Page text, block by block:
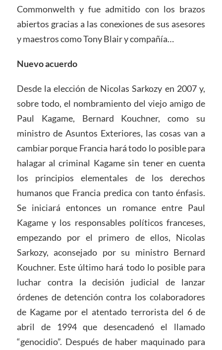
Commonwelth y fue admitido con los brazos
abiertos gracias a las conexiones de sus asesores
y maestros como Tony Blair y compañía…
Nuevo acuerdo
Desde la elección de Nicolas Sarkozy en 2007 y,
sobre todo, el nombramiento del viejo amigo de
Paul Kagame, Bernard Kouchner, como su
ministro de Asuntos Exteriores, las cosas van a
cambiar porque Francia hará todo lo posible para
halagar al criminal Kagame sin tener en cuenta
los principios elementales de los derechos
humanos que Francia predica con tanto énfasis.
Se iniciará entonces un romance entre Paul
Kagame y los responsables políticos franceses,
empezando por el primero de ellos, Nicolas
Sarkozy, aconsejado por su ministro Bernard
Kouchner. Este último hará todo lo posible para
luchar contra la decisión judicial de lanzar
órdenes de detención contra los colaboradores
de Kagame por el atentado terrorista del 6 de
abril de 1994 que desencadenó el llamado
“genocidio”. Después de haber maquinado para